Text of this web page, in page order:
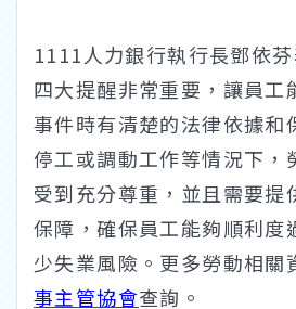
1111人力銀行執行長鄧依
四大提醒非常重要，讓員工
事件時有清楚的法律依據和
停工或調動工作等情況下，
受到充分尊重，並且需要提
保障，確保員工能夠順利度
少失業風險。更多勞動相關
事主管協會查詢。